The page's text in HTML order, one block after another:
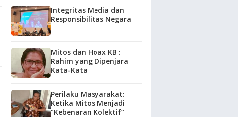
Integritas Media dan
Responsibilitas Negara
Mitos dan Hoax KB :
Rahim yang Dipenjara
Kata-Kata
Perilaku Masyarakat:
Ketika Mitos Menjadi
“Kebenaran Kolektif”